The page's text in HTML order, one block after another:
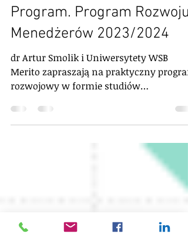
Szkolenia, programy, certyfikacje
Managerial Development
Program. Program Rozwoju
Menedżerów 2023/2024
dr Artur Smolik i Uniwersytety WSB
Merito zapraszają na praktyczny
podyplomowych, wersja online.